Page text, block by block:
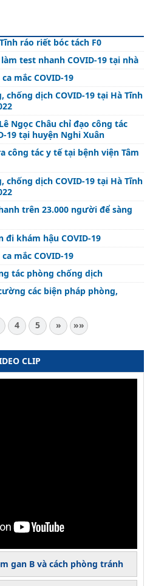
ráo riết bóc tách F0
test nhanh COVID-19 tại nhà
mắc COVID-19
chống dịch COVID-19 tại Hà Tĩnh
Ngọc Châu chỉ đạo công tác
19 tại huyện Nghi Xuân
công tác y tế tại bệnh viện Tâm
chống dịch COVID-19 tại Hà Tĩnh
trên 23.000 người để sàng
đi khám hậu COVID-19
mắc COVID-19
tác phòng chống dịch
các biện pháp phòng,
4 5 » »»
CLIP
gan B và cách phòng tránh